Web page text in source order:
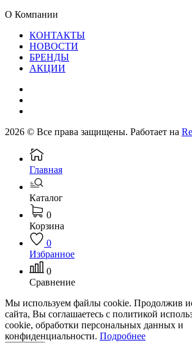
О Компании
КОНТАКТЫ
НОВОСТИ
БРЕНДЫ
АКЦИИ
2026 © Все права защищены. Работает на
Главная
Каталог
0
Корзина
0
Избранное
0
Сравнение
Мы используем файлы cookie. Продолжив
сайта, Вы соглашаетесь с политикой
cookie, обработки персональных данных и
конфиденциальности. Подробнее